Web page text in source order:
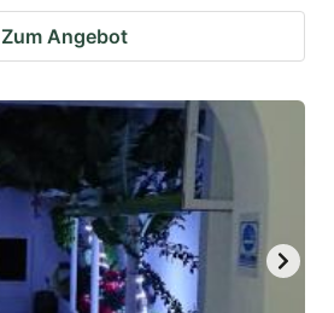
Zum Angebot